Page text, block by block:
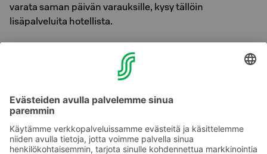
varata saman päivän varauksille, kysy tällöin
lisäpalveluita hotellista.
myyntipalvelu puh. 029 004 2002 /
sales.pori@sokoshotels.fi (ma-pe 8-16).
Katso myös paikalliset nähtävyydet
täältä!
Puhelun hinta >>